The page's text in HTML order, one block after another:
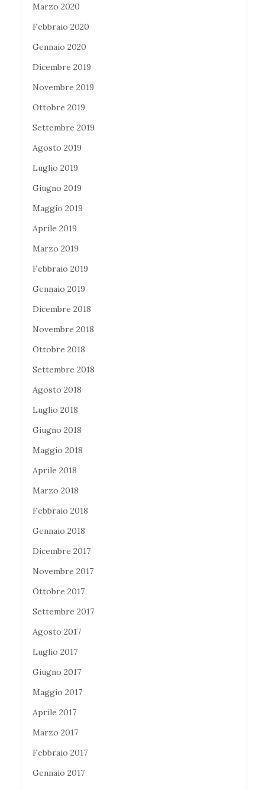
Marzo 2020
Febbraio 2020
Gennaio 2020
Dicembre 2019
Novembre 2019
Ottobre 2019
Settembre 2019
Agosto 2019
Luglio 2019
Giugno 2019
Maggio 2019
Aprile 2019
Marzo 2019
Febbraio 2019
Gennaio 2019
Dicembre 2018
Novembre 2018
Ottobre 2018
Settembre 2018
Agosto 2018
Luglio 2018
Giugno 2018
Maggio 2018
Aprile 2018
Marzo 2018
Febbraio 2018
Gennaio 2018
Dicembre 2017
Novembre 2017
Ottobre 2017
Settembre 2017
Agosto 2017
Luglio 2017
Giugno 2017
Maggio 2017
Aprile 2017
Marzo 2017
Febbraio 2017
Gennaio 2017